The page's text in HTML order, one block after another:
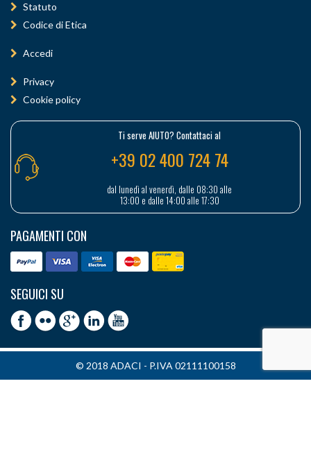
Statuto
Codice di Etica
Accedi
Privacy
Cookie policy
Ti serve AIUTO? Contattaci al
+39 02 400 724 74
dal lunedì al venerdì, dalle 08:30 alle
13:00 e dalle 14:00 alle 17:30
PAGAMENTI CON
SEGUICI SU
© 2018 ADACI - P.IVA 02111100158